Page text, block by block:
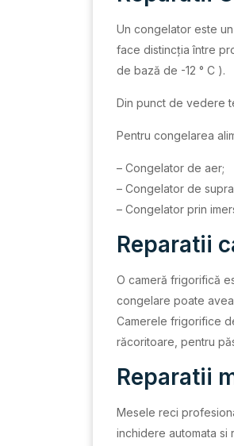
Un congelator este
face distincția între
de bază de -12 ° C ).
Din punct de vedere
Pentru congelarea
– Congelator de aer;
– Congelator de
– Congelator prin
Reparatii
O cameră frigorifică
congelare poate
Camerele frigorifice
răcoritoare, pentru
Reparatii
Mesele reci
inchidere automata si